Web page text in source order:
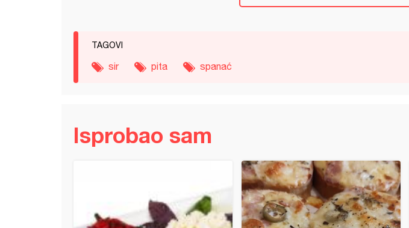
TAGOVI
sir pita spanać
Isprobao sam